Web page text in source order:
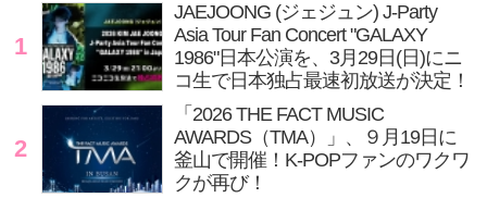
1
JAEJOONG (ジェジュン) J-Party
Asia Tour Fan Concert "GALAXY
1986"日本公演を、3月29日(日)にニ
コ生で日本独占最速初放送が決定！
2
「2026 THE FACT MUSIC
AWARDS（TMA）」、９月19日に
釜山で開催！K-POPファンのワクワ
クが再び！